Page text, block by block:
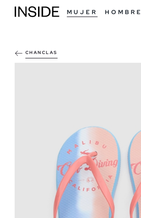
MUJER HOMBRE
CHANCLAS